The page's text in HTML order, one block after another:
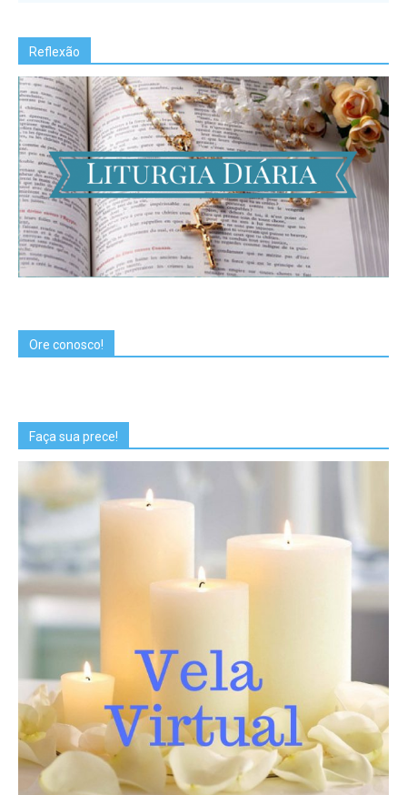
Reflexão
Ore conosco!
Faça sua prece!